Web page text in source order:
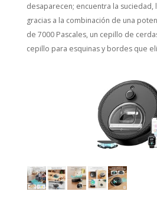
desaparecen; encuentra la suciedad,
gracias a la combinación de una
de 7000 Pascales, un cepillo de
cepillo para esquinas y bordes que